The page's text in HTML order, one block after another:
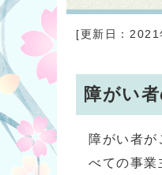
[更新日：
障がい
障がい者
べての事業